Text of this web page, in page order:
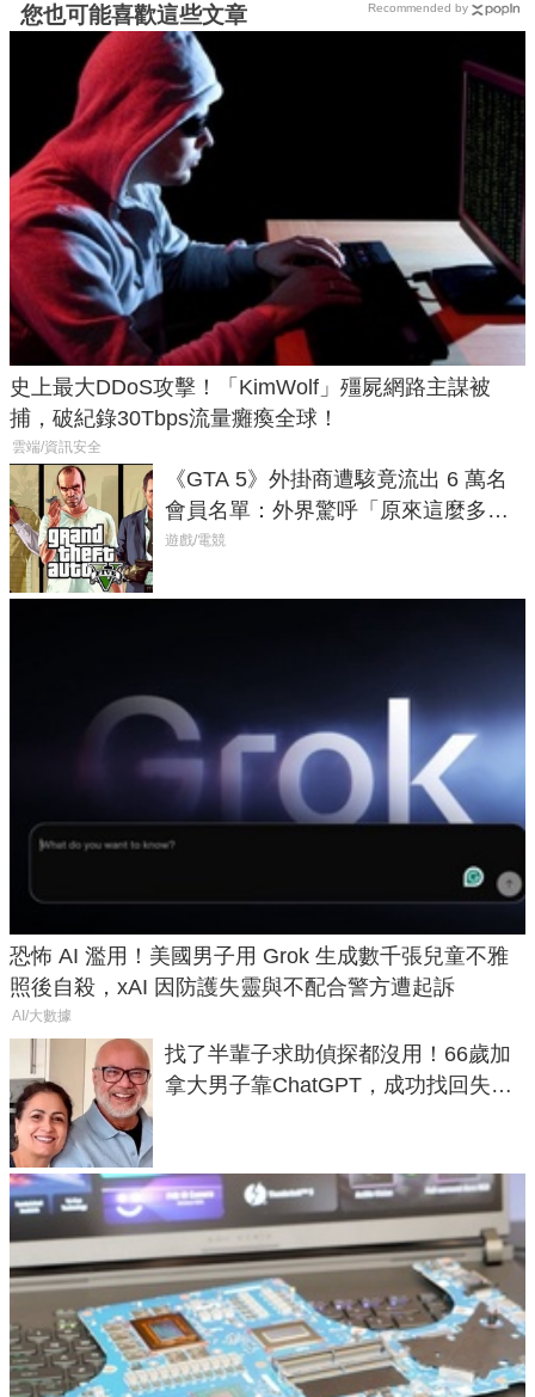
您也可能喜歡這些文章
史上最大DDoS攻擊！「KimWolf」殭屍網路主謀被
捕，破紀錄30Tbps流量癱瘓全球！
雲端/資訊安全
《GTA 5》外掛商遭駭竟流出 6 萬名
會員名單：外界驚呼「原來這麼多人
在開掛！」
遊戲/電競
恐怖 AI 濫用！美國男子用 Grok 生成數千張兒童不雅
照後自殺，xAI 因防護失靈與不配合警方遭起訴
AI/大數據
找了半輩子求助偵探都沒用！66歲加
拿大男子靠ChatGPT，成功找回失散
Recommended by